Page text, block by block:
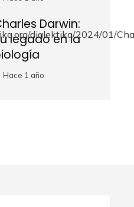
Darwin:
legado en la
Hace 1 año